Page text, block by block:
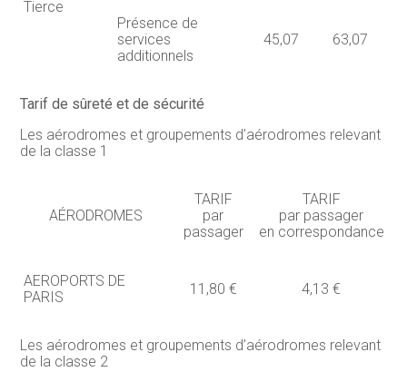
Tierce
Présence de
services
additionnels
45,07 63,07
Tarif de sûreté et de sécurité
Les aérodromes et groupements d’aérodromes relevant
de la classe 1
AÉRODROMES
TARIF
par
passager
TARIF
par passager
en correspondance
AEROPORTS DE
PARIS
11,80 € 4,13 €
Les aérodromes et groupements d’aérodromes relevant
de la classe 2